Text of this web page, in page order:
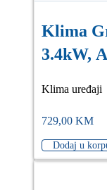
Klima
3.4kW,
Klima uređaji
729,00 KM
Dodaj u